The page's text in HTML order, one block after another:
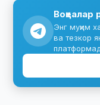
Энг муҳим
ва тезкор